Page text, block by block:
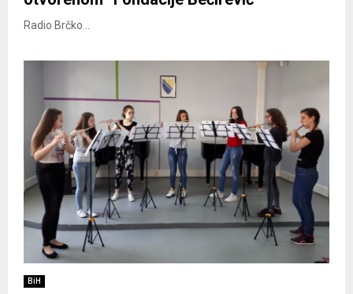
Radio Brčko...
BiH